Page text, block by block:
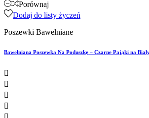
Porównaj
Dodaj do listy życzeń
Poszewki Bawełniane
Bawełniana Poszewka Na Poduszkę – Czarne Pająki na



